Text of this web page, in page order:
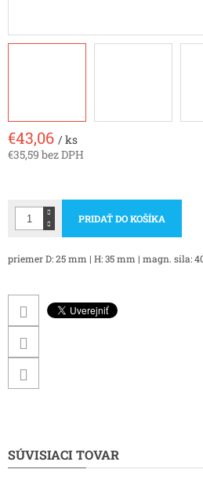
€43,06 / ks
€35,59 bez DPH
PRIDAŤ DO KOŠÍKA
priemer D: 25 mm | H: 35 mm | magn. sila:
SÚVISIACI TOVAR